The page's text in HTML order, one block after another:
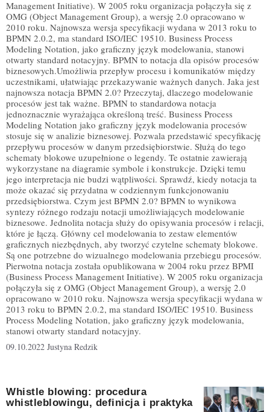
Management Initiative). W 2005 roku organizacja połączyła się z
OMG (Object Management Group), a wersję 2.0 opracowano w
2010 roku. Najnowsza wersja specyfikacji wydana w 2013 roku to
BPMN 2.0.2, ma standard ISO/IEC 19510. Business Process
Modeling Notation, jako graficzny język modelowania, stanowi
otwarty standard notacyjny. BPMN to notacja dla opisów procesów
biznesowych.Umożliwia przepływ procesu i komunikatów między
uczestnikami, ułatwiając przekazywanie ważnych danych. Jaka jest
najnowsza notacja BPMN 2.0? Przeczytaj, dlaczego modelowanie
procesów jest tak ważne. BPMN to standardowa notacja
jednoznacznie wyrażająca określoną treść. Business Process
Modeling Notation jako graficzny język modelowania procesów
stosuje się w analizie biznesowej. Pozwala przedstawić specyfikację
przepływu procesów w danym przedsiębiorstwie. Służą do tego
schematy blokowe uzupełnione o legendy. Te ostatnie zawierają
wykorzystane na diagramie symbole i konstrukcje. Dzięki temu
jego interpretacja nie budzi wątpliwości. Sprawdź, kiedy notacja ta
może okazać się przydatna w codziennym funkcjonowaniu
przedsiębiorstwa. Czym jest BPMN 2.0? BPMN to wynikowa
syntezy różnego rodzaju notacji umożliwiających modelowanie
biznesowe. Jednolita notacja służy do opisywania procesów i relacji,
które je łączą. Główny cel modelowania to zestaw elementów
graficznych niezbędnych, aby tworzyć czytelne schematy blokowe.
Są one potrzebne do wizualnego modelowania przebiegu procesów.
Pierwotna notacja została opublikowana w 2004 roku przez BPMI
(Business Process Management Initiative). W 2005 roku organizacja
połączyła się z OMG (Object Management Group), a wersję 2.0
opracowano w 2010 roku. Najnowsza wersja specyfikacji wydana w
2013 roku to BPMN 2.0.2, ma standard ISO/IEC 19510. Business
Process Modeling Notation, jako graficzny język modelowania,
stanowi otwarty standard notacyjny.
09.10.2022 Justyna Redzik
Whistle blowing: procedura
whistleblowingu, definicja i praktyka